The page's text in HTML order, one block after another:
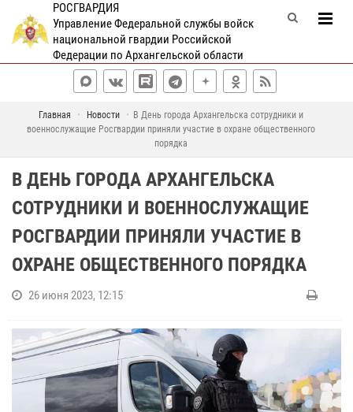
РОСГВАРДИЯ
Управление Федеральной службы войск
национальной гвардии Российской
Федерации по Архангельской области
Главная Новости
В День города Архангельска сотрудники и
военнослужащие Росгвардии приняли участие в охране общественного
порядка
В ДЕНЬ ГОРОДА АРХАНГЕЛЬСКА
СОТРУДНИКИ И ВОЕННОСЛУЖАЩИЕ
РОСГВАРДИИ ПРИНЯЛИ УЧАСТИЕ В
ОХРАНЕ ОБЩЕСТВЕННОГО ПОРЯДКА
26 июня 2023, 12:15